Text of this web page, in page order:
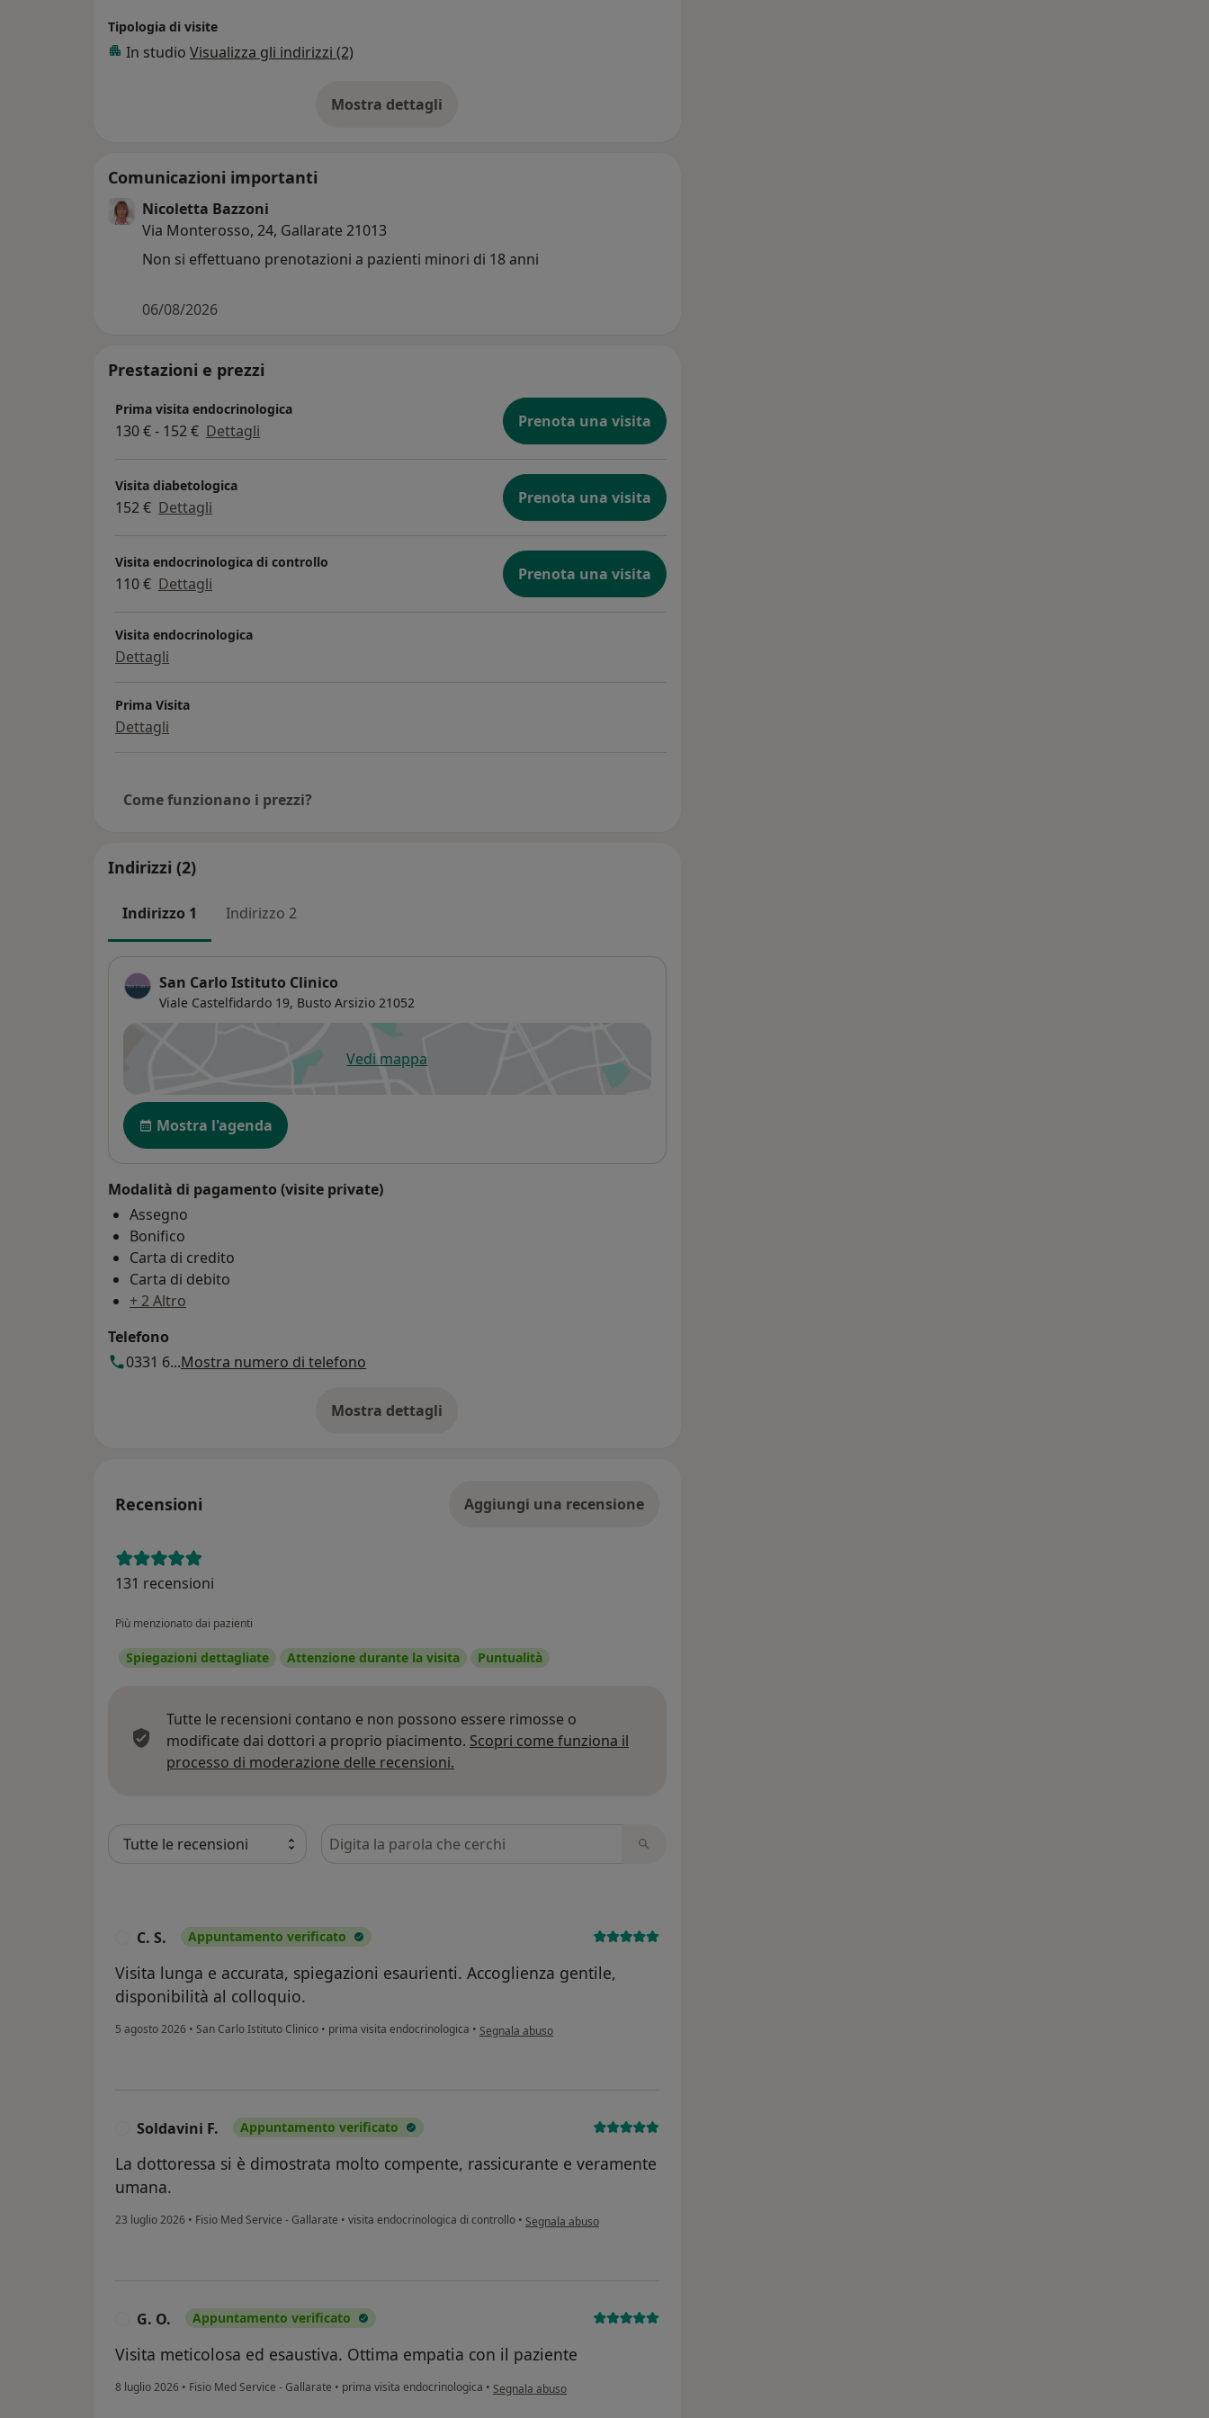
Tipologia di visite
In studio Visualizza gli indirizzi (2)
Mostra dettagli
sull'esperienza
Comunicazioni importanti
Nicoletta Bazzoni
Via Monterosso, 24, Gallarate 21013
Non si effettuano prenotazioni a pazienti minori di 18 anni
06/08/2026
Prestazioni e prezzi
Prima visita endocrinologica
130 € - 152 € Dettagli Prenota una visita
Visita diabetologica
152 € Dettagli Prenota una visita
Visita endocrinologica di controllo
110 € Dettagli Prenota una visita
Visita endocrinologica
Dettagli
Prima Visita
Dettagli
Come funzionano i prezzi?
Indirizzi (2)
Indirizzo 1 Indirizzo 2
San Carlo Istituto Clinico
Viale Castelfidardo 19, Busto Arsizio 21052
Vedi mappasi apre in una nuova scheda
Disponibilità
Mostra l'agenda
Modalità di pagamento (visite private)
Assegno
Bonifico
Carta di credito
Carta di debito
+ 2 Altro
Telefono
0331 6...Mostra numero di telefono
Mostra dettagli
sull'indirizzo
Recensioni Aggiungi una recensione
131 recensioni
Più menzionato dai pazienti
Spiegazioni dettagliate Attenzione durante la visita Puntualità
Tutte le recensioni contano e non possono essere rimosse o
modificate dai dottori a proprio piacimento. Scopri come funziona il
processo di moderazione delle recensioni.
Cerca nelle recensioni
C. S. Appuntamento verificato
Visita lunga e accurata, spiegazioni esaurienti. Accoglienza gentile,
disponibilità al colloquio.
5 agosto 2026 • San Carlo Istituto Clinico • prima visita endocrinologica • secondo l'opinione dell'utente C. S.
Segnala abuso
Soldavini F. Appuntamento verificato
La dottoressa si è dimostrata molto compente, rassicurante e veramente
umana.
23 luglio 2026 • Fisio Med Service - Gallarate • visita endocrinologica di controllo • secondo l'opinione dell'utente Soldavini F.
Segnala abuso
G. O. Appuntamento verificato
Visita meticolosa ed esaustiva. Ottima empatia con il paziente
8 luglio 2026 • Fisio Med Service - Gallarate • prima visita endocrinologica • secondo l'opinione dell'utente G. O.
Segnala abuso